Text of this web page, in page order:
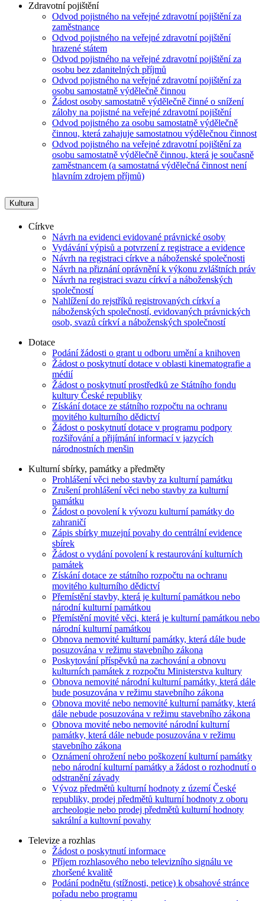
Zdravotní pojištění
Odvod pojistného na veřejné zdravotní pojištění za
zaměstnance
Odvod pojistného na veřejné zdravotní pojištění
hrazené státem
Odvod pojistného na veřejné zdravotní pojištění za
osobu bez zdanitelných příjmů
Odvod pojistného na veřejné zdravotní pojištění za
osobu samostatně výdělečně činnou
Žádost osoby samostatně výdělečně činné o snížení
zálohy na pojistné na veřejné zdravotní pojištění
Odvod pojistného za osobu samostatně výdělečně
činnou, která zahajuje samostatnou výdělečnou činnost
Odvod pojistného na veřejné zdravotní pojištění za
osobu samostatně výdělečně činnou, která je současně
zaměstnancem (a samostatná výdělečná činnost není
hlavním zdrojem příjmů)
Kultura
Církve
Návrh na evidenci evidované právnické osoby
Vydávání výpisů a potvrzení z registrace a evidence
Návrh na registraci církve a náboženské společnosti
Návrh na přiznání oprávnění k výkonu zvláštních práv
Návrh na registraci svazu církví a náboženských
společností
Nahlížení do rejstříků registrovaných církví a
náboženských společností, evidovaných právnických
osob, svazů církví a náboženských společností
Dotace
Podání žádosti o grant u odboru umění a knihoven
Žádost o poskytnutí dotace v oblasti kinematografie a
médií
Žádost o poskytnutí prostředků ze Státního fondu
kultury České republiky
Získání dotace ze státního rozpočtu na ochranu
movitého kulturního dědictví
Žádost o poskytnutí dotace v programu podpory
rozšiřování a přijímání informací v jazycích
národnostních menšin
Kulturní sbírky, památky a předměty
Prohlášení věci nebo stavby za kulturní památku
Zrušení prohlášení věci nebo stavby za kulturní
památku
Žádost o povolení k vývozu kulturní památky do
zahraničí
Zápis sbírky muzejní povahy do centrální evidence
sbírek
Žádost o vydání povolení k restaurování kulturních
památek
Získání dotace ze státního rozpočtu na ochranu
movitého kulturního dědictví
Přemístění stavby, která je kulturní památkou nebo
národní kulturní památkou
Přemístění movité věci, která je kulturní památkou nebo
národní kulturní památkou
Obnova nemovité kulturní památky, která dále bude
posuzována v režimu stavebního zákona
Poskytování příspěvků na zachování a obnovu
kulturních památek z rozpočtu Ministerstva kultury
Obnova nemovité národní kulturní památky, která dále
bude posuzována v režimu stavebního zákona
Obnova movité nebo nemovité kulturní památky, která
dále nebude posuzována v režimu stavebního zákona
Obnova movité nebo nemovité národní kulturní
památky, která dále nebude posuzována v režimu
stavebního zákona
Oznámení ohrožení nebo poškození kulturní památky
nebo národní kulturní památky a žádost o rozhodnutí o
odstranění závady
Vývoz předmětů kulturní hodnoty z území České
republiky, prodej předmětů kulturní hodnoty z oboru
archeologie nebo prodej předmětů kulturní hodnoty
sakrální a kultovní povahy
Televize a rozhlas
Žádost o poskytnutí informace
Příjem rozhlasového nebo televizního signálu ve
zhoršené kvalitě
Podání podnětu (stížnosti, petice) k obsahové stránce
pořadu nebo programu